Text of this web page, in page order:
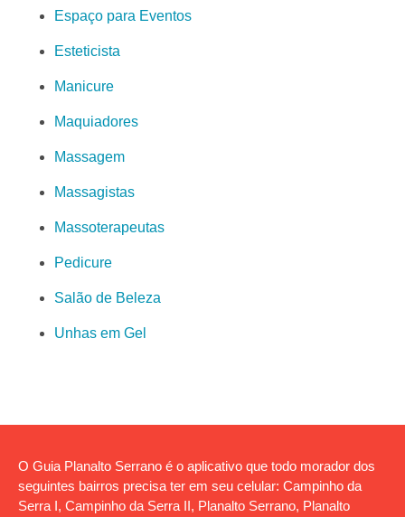
Espaço para Eventos
Esteticista
Manicure
Maquiadores
Massagem
Massagistas
Massoterapeutas
Pedicure
Salão de Beleza
Unhas em Gel
O Guia Planalto Serrano é o aplicativo que todo morador dos
seguintes bairros precisa ter em seu celular: Campinho da
Serra I, Campinho da Serra II, Planalto Serrano, Planalto